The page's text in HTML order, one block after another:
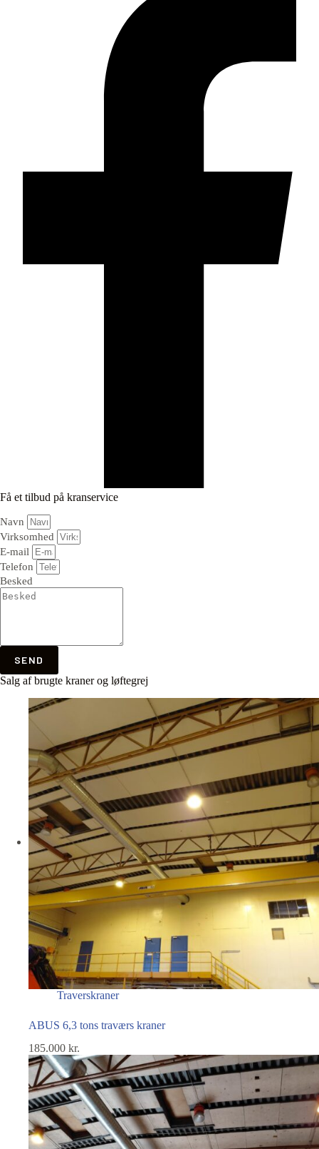
Få et tilbud på kranservice
Navn
Virksomhed
E-mail
Telefon
Besked
SEND
Salg af brugte kraner og løftegrej
Traverskraner
ABUS 6,3 tons traværs kraner
185.000 kr.